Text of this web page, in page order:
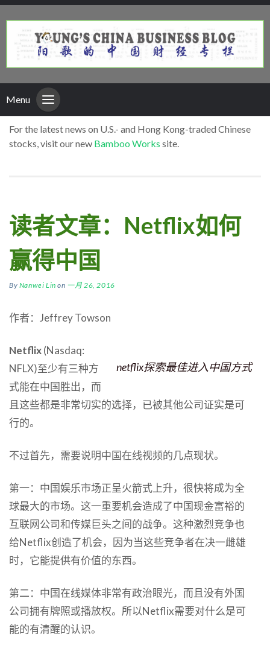
Menu
For the latest news on U.S.- and Hong Kong-traded Chinese
stocks, visit our new Bamboo Works site.
读者文章：Netflix如何
赢得中国
By Nanwei Lin on 一月 26, 2016
作者：Jeffrey Towson
netflix探索最佳进入中国方式
Netflix(Nasdaq:
NFLX)至少有三种方
式能在中国胜出，而
且这些都是非常切实的选择，已被其他公司证实是可
行的。
不过首先，需要说明中国在线视频的几点现状。
第一：中国娱乐市场正呈火箭式上升，很快将成为全
球最大的市场。这一重要机会造成了中国现金富裕的
互联网公司和传媒巨头之间的战争。这种激烈竞争也
给Netflix创造了机会，因为当这些竞争者在决一雌雄
时，它能提供有价值的东西。
第二：中国在线媒体非常有政治眼光，而且没有外国
公司拥有牌照或播放权。所以Netflix需要对什么是可
能的有清醒的认识。